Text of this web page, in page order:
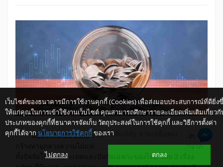
นับตั้งแต่ต้นปี 2566 เป็นต้นมา เงินบาทแกว่งตัวในกรอบ
กว้างท่ามกลางความไม่แน่นอนของปัจจัยหลัก 3 เรื่อง ซึ่งมาจาก
ทั้งปัจจัยในต่างประเทศและปัจจัยเฉพาะของไทย โดย 3 เรื่อง
เว็บไซต์ของธนาคารมีการใช้งานคุกกี้ (Cookies) เพื่อส่งมอบประสบการณ์ที่ดียิ่ง
ให้แก่คุณในการเข้าใช้งานเว็บไซต์ คุณสามารถศึกษารายละเอียดเพิ่มเติมเกี่ยวกั
ประเภทของคุกกี้ที่ธนาคารจัดเก็บ วัตถุประสงค์ในการใช้คุกกี้ และวิธีการตั้งค่า
คุกกี้ได้จาก นโยบายการใช้คุกกี้ ของเรา
ไม่ตกลง ตกลง
ให้ K-Buddy ช่วยเหลือคุณ